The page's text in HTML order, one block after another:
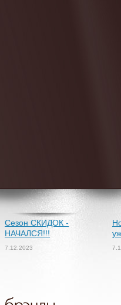
Сезон СКИДОК -
НАЧАЛСЯ!!!
7.12.2023